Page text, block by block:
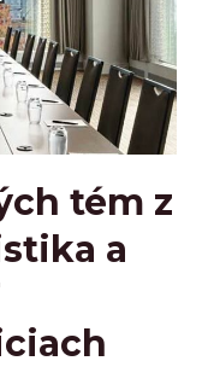
tém z
a